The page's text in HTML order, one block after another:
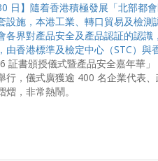
日】隨着香港積極發展「北部都
設施，本港工業、轉口貿易及檢測
各界對產品安全及產品認証的認識
由香港標準及檢定中心（STC）與
証書頒授儀式暨產品安全嘉年華
行，儀式廣獲逾 400 名企業代表
，非常熱鬧。